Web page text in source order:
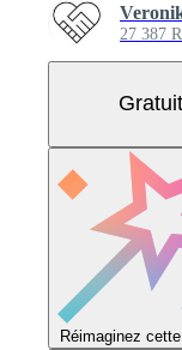
27 387
Réimaginez